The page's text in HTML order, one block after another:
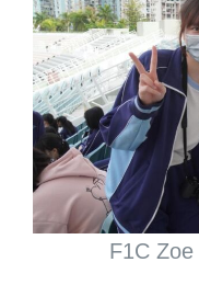
F1C